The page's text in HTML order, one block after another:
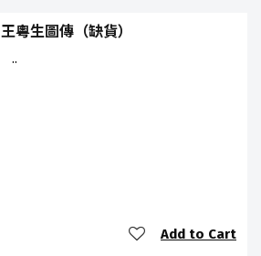
王粵生圖傳（缺貨）
..
Add to Cart